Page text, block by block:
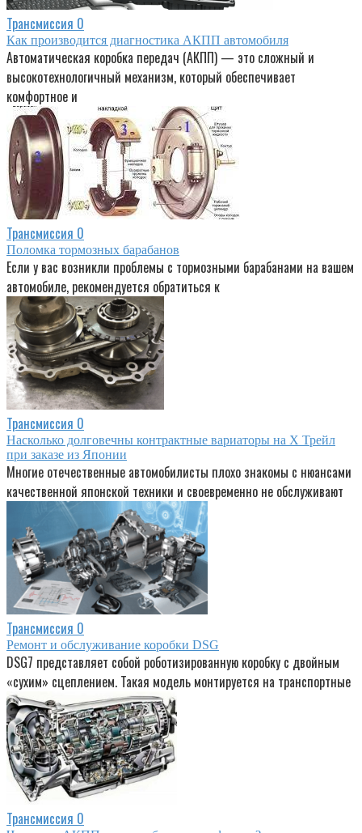
Трансмиссия 0
Как производится диагностика АКПП автомобиля
Автоматическая коробка передач (АКПП) — это сложный и
высокотехнологичный механизм, который обеспечивает
комфортное и
Трансмиссия 0
Поломка тормозных барабанов
Если у вас возникли проблемы с тормозными барабанами на вашем
автомобиле, рекомендуется обратиться к
Трансмиссия 0
Насколько долговечны контрактные вариаторы на Х Трейл
при заказе из Японии
Многие отечественные автомобилисты плохо знакомы с нюансами
качественной японской техники и своевременно не обслуживают
Трансмиссия 0
Ремонт и обслуживание коробки DSG
DSG7 представляет собой роботизированную коробку с двойным
«сухим» сцеплением. Такая модель монтируется на транспортные
Трансмиссия 0